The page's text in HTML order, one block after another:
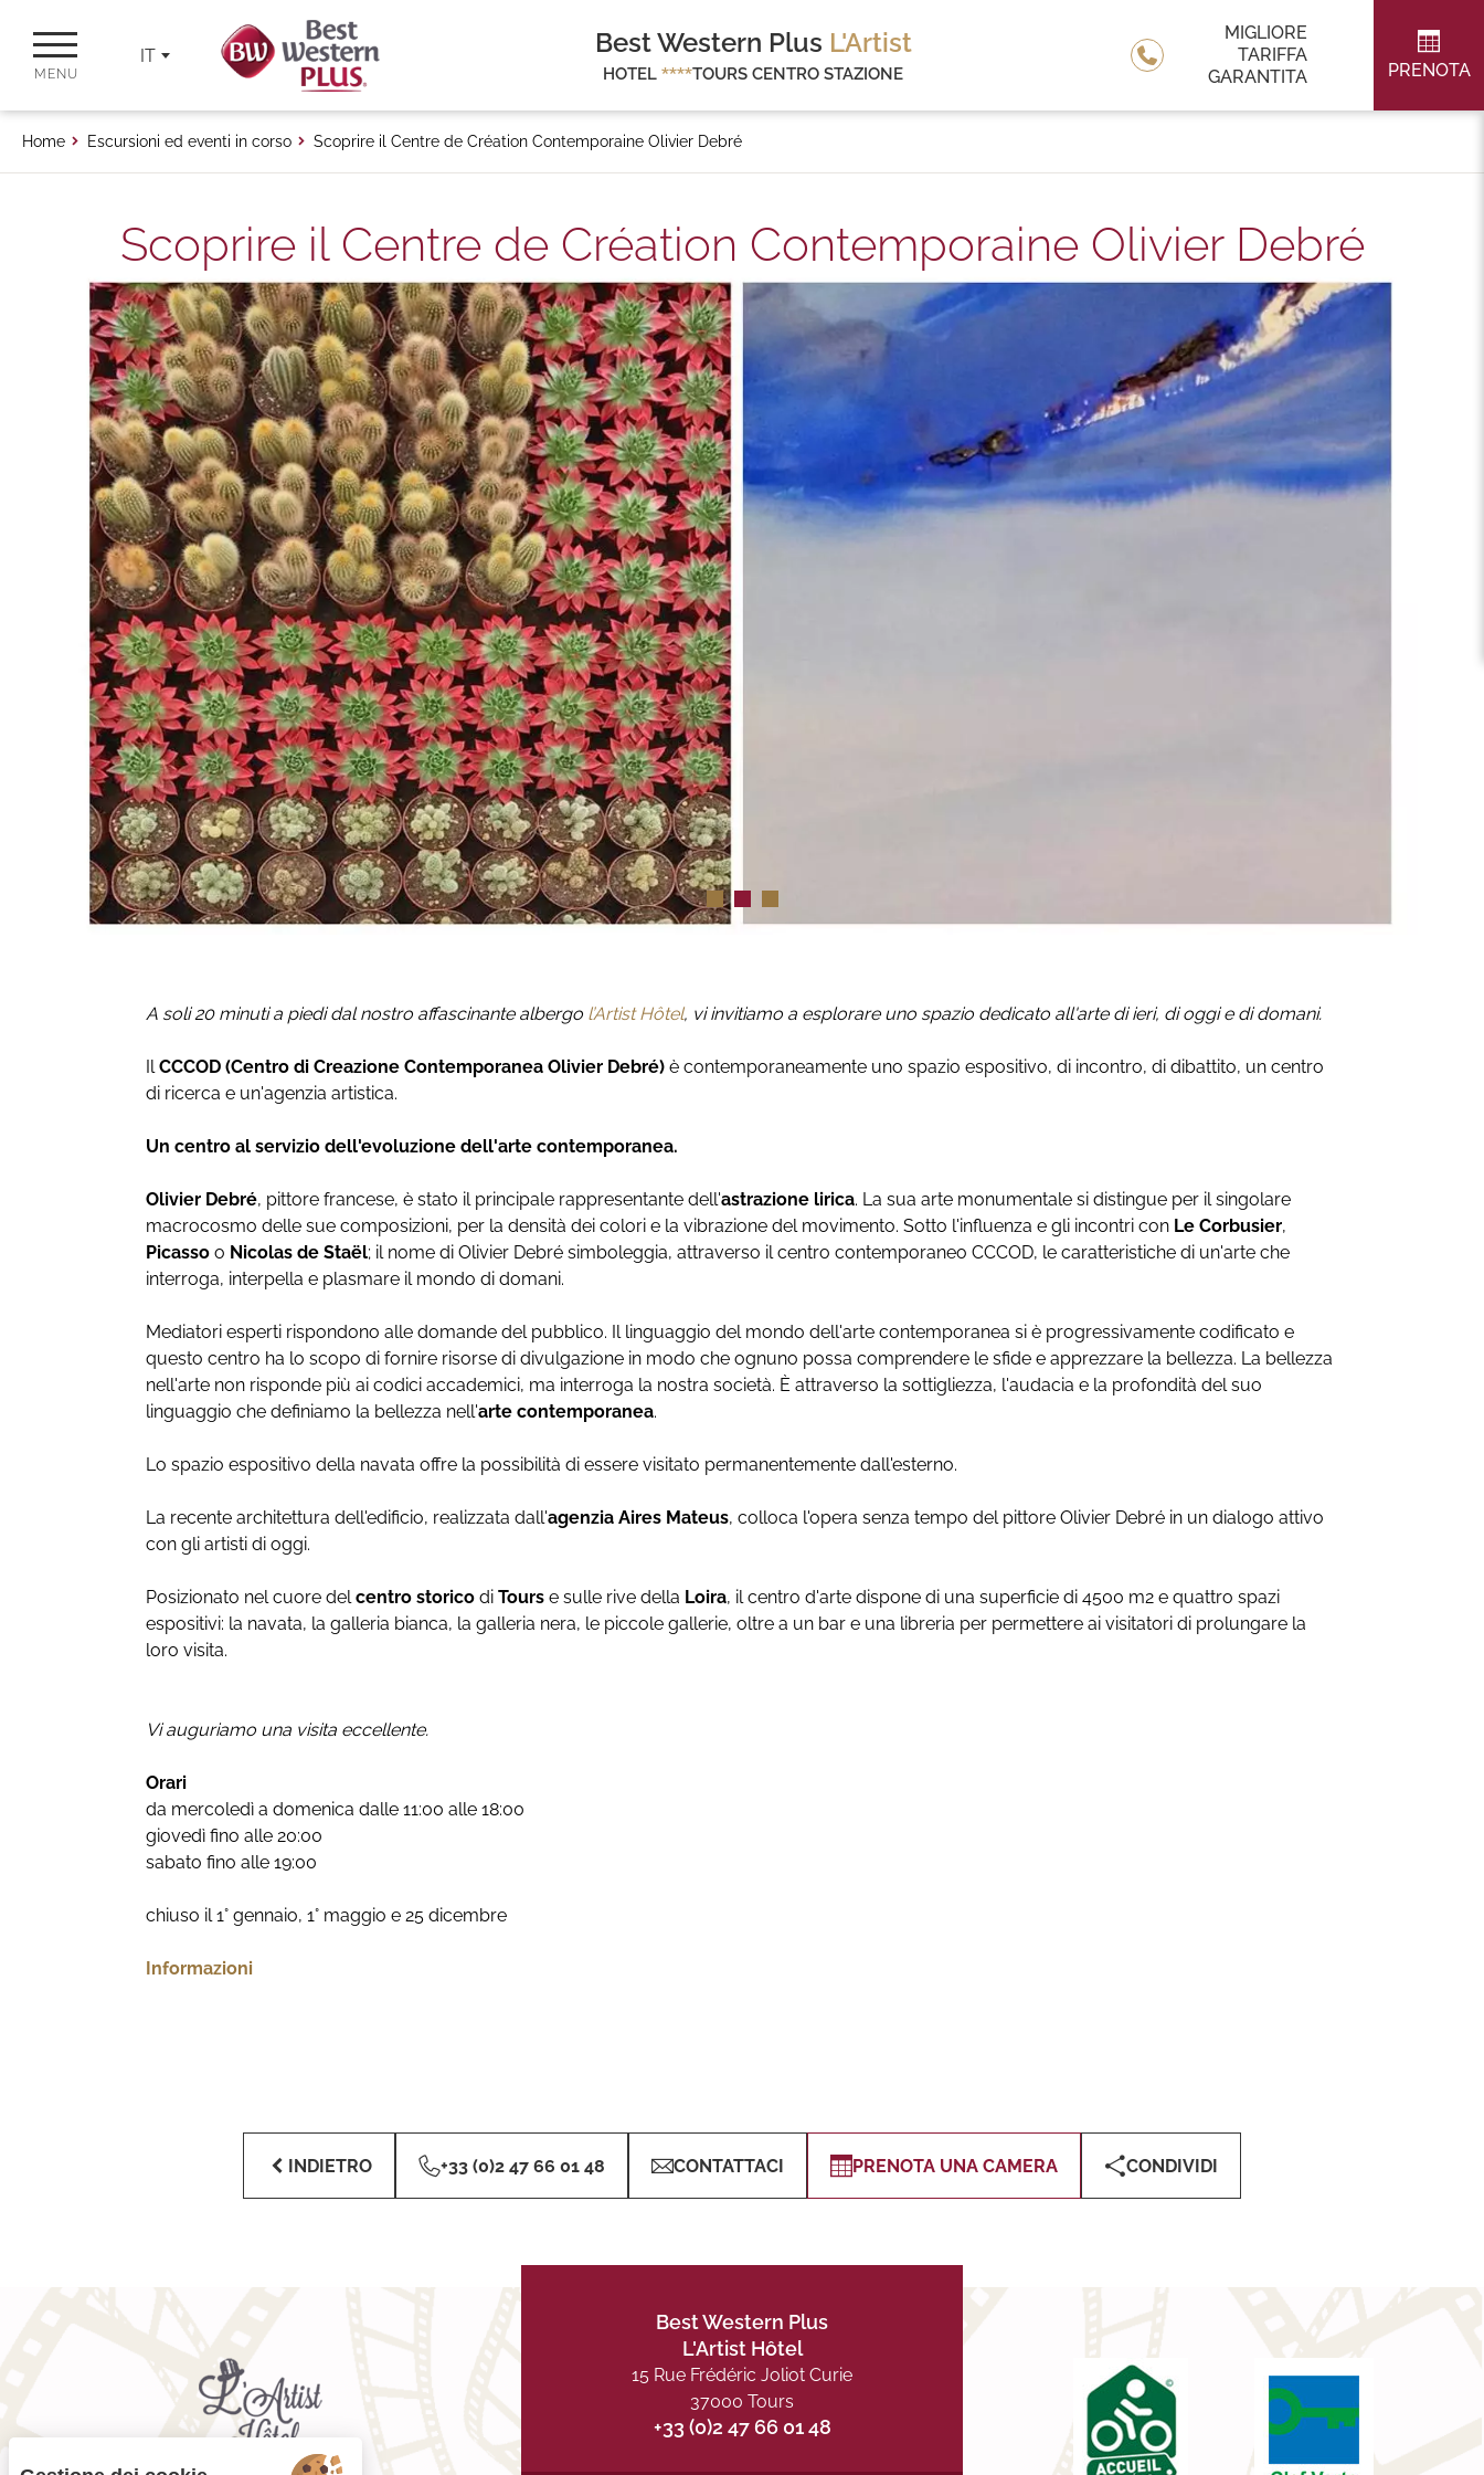
MENU
IT Best Western Plus L'Artist
HOTEL ****TOURS CENTRO STAZIONE
MIGLIORE
TARIFFA
GARANTITA
PRENOTA
Home Escursioni ed eventi in corso Scoprire il Centre de Création Contemporaine Olivier Debré
Scoprire il Centre de Création Contemporaine Olivier Debré
A soli 20 minuti a piedi dal nostro affascinante albergo l’Artist Hôtel, vi invitiamo a esplorare uno spazio dedicato all'arte di ieri, di oggi e di domani.
IlCCCOD (Centro di Creazione Contemporanea Olivier Debré) è contemporaneamente uno spazio espositivo, di incontro, di dibattito, un centro
di ricerca e un'agenzia artistica.
Un centro al servizio dell'evoluzione dell'arte contemporanea.
Olivier Debré, pittore francese, è stato il principale rappresentante dell'astrazione lirica. La sua arte monumentale si distingue per il singolare
macrocosmo delle sue composizioni, per la densità dei colori e la vibrazione del movimento. Sotto l'influenza e gli incontri con Le Corbusier,
Picasso o Nicolas de Staël; il nome di Olivier Debré simboleggia, attraverso il centro contemporaneo CCCOD, le caratteristiche di un'arte che
interroga, interpella e plasmare il mondo di domani.
Mediatori esperti rispondono alle domande del pubblico. Il linguaggio del mondo dell'arte contemporanea si è progressivamente codificato e
questo centro ha lo scopo di fornire risorse di divulgazione in modo che ognuno possa comprendere le sfide e apprezzare la bellezza. La bellezza
nell'arte non risponde più ai codici accademici, ma interroga la nostra società. È attraverso la sottigliezza, l'audacia e la profondità del suo
linguaggio che definiamo la bellezza nell'arte contemporanea.
Lo spazio espositivo della navata offre la possibilità di essere visitato permanentemente dall'esterno.
La recente architettura dell'edificio, realizzata dall'agenzia Aires Mateus, colloca l'opera senza tempo del pittore Olivier Debré in un dialogo attivo
con gli artisti di oggi.
Posizionato nel cuore delcentro storico di Tours e sulle rive della Loira, il centro d'arte dispone di una superficie di 4500 m2 e quattro spazi
espositivi: la navata, la galleria bianca, la galleria nera, le piccole gallerie, oltre a un bar e una libreria per permettere ai visitatori di prolungare la
loro visita.
Vi auguriamo una visita eccellente.
Orari
da mercoledì a domenica dalle 11:00 alle 18:00
giovedì fino alle 20:00
sabato fino alle 19:00
chiuso il 1° gennaio, 1° maggio e 25 dicembre
Informazioni
INDIETRO +33 (0)2 47 66 01 48 CONTATTACI PRENOTA UNA CAMERA CONDIVIDI
Best Western Plus
L'Artist Hôtel
15 Rue Frédéric Joliot Curie
37000 Tours
+33 (0)2 47 66 01 48